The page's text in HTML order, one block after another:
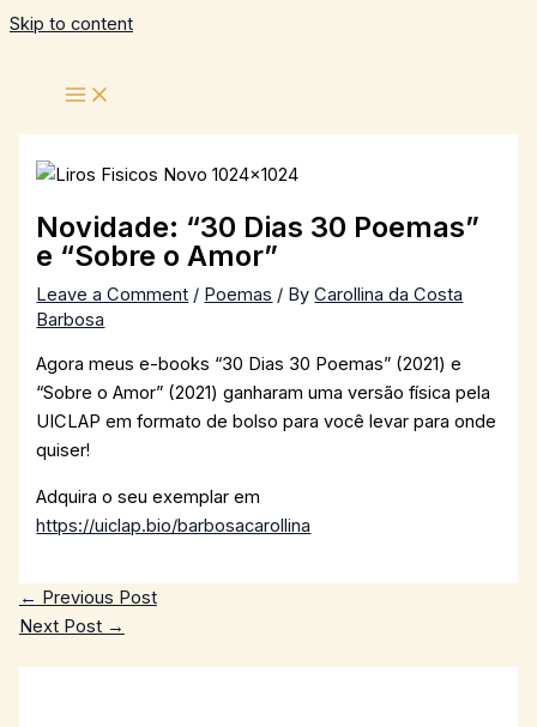
Skip to content
Novidade: “30 Dias 30 Poemas”
e “Sobre o Amor”
Leave a Comment / Poemas / ByCarollina da Costa
Barbosa
Agora meus e-books “30 Dias 30 Poemas” (2021) e
“Sobre o Amor” (2021) ganharam uma versão física pela
UICLAP em formato de bolso para você levar para onde
quiser!
Adquira o seu exemplar em
https://uiclap.bio/barbosacarollina
← Previous Post
Next Post →